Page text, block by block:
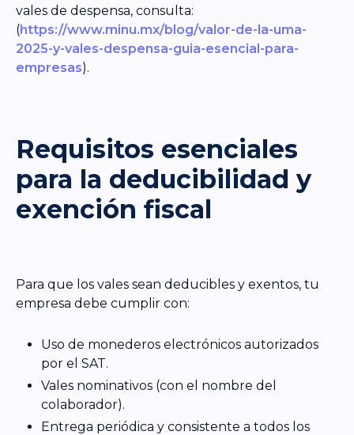
vales de despensa, consulta:
(https://www.minu.mx/blog/valor-de-la-uma-
2025-y-vales-despensa-guia-esencial-para-
empresas).
Requisitos esenciales
para la deducibilidad y
exención fiscal
Para que los vales sean deducibles y exentos, tu
empresa debe cumplir con:
Uso de monederos electrónicos autorizados
por el SAT.
Vales nominativos (con el nombre del
colaborador).
Entrega periódica y consistente a todos los